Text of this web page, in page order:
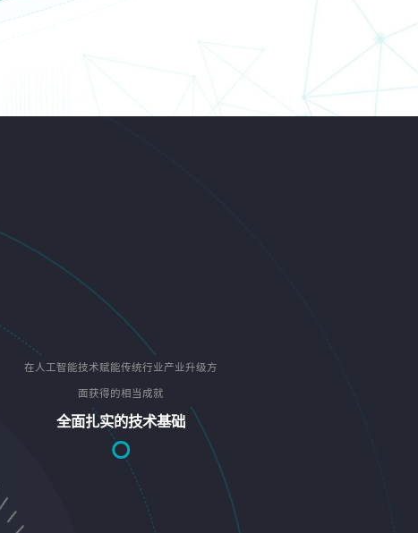
在人工智能技术赋能传统行业产业升级方
面获得的相当成就
全面扎实的技术基础